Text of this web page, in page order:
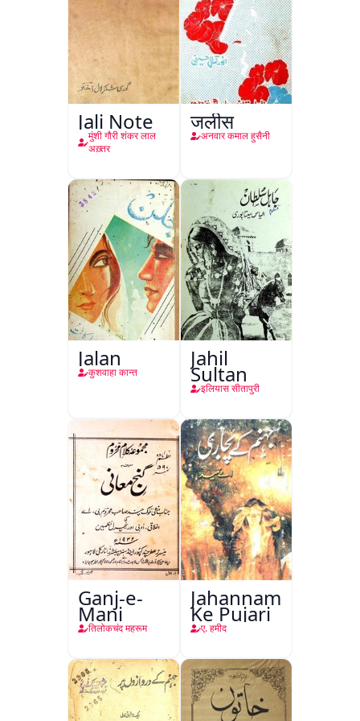
Jali Note
मुंशी गौरी शंकर लाल
अख़्तर
जलीस
अनवार कमाल हुसैनी
Jalan
कुशवाहा कान्त
Jahil
Sultan
इलियास सीतापुरी
Ganj-e-
Mani
तिलोकचंद महरूम
Jahannam
Ke Pujari
ए. हमीद